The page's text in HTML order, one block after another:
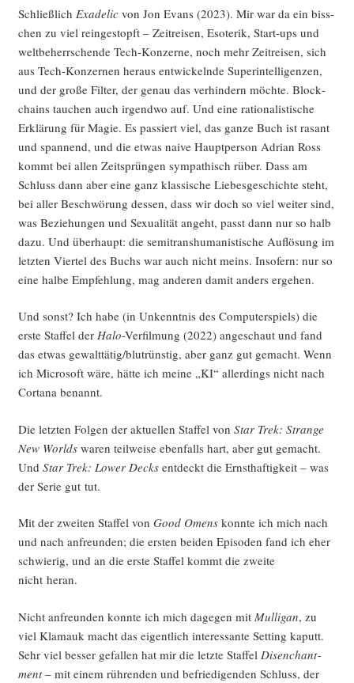
Schließ­lich Exa­de­licvon Jon Evans (2023). Mir war da ein biss­
chen zu viel rein­ge­stopft – Zeit­rei­sen, Eso­te­rik, Start-ups und
welt­be­herr­schen­de Tech-Kon­zer­ne, noch mehr Zeit­rei­sen, sich
aus Tech-Kon­zer­nen her­aus ent­wi­ckeln­de Super­in­tel­li­gen­zen,
und der gro­ße Fil­ter, der genau das ver­hin­dern möch­te. Block­
chains tau­chen auch irgend­wo auf. Und eine ratio­na­lis­ti­sche
Erklä­rung für Magie. Es pas­siert viel, das gan­ze Buch ist rasant
und span­nend, und die etwas nai­ve Haupt­per­son Adri­an Ross
kommt bei allen Zeit­sprün­gen sym­pa­thisch rüber. Dass am
Schluss dann aber eine ganz klas­si­sche Lie­bes­ge­schich­te steht,
bei aller Beschwö­rung des­sen, dass wir doch so viel wei­ter sind,
was Bezie­hun­gen und Sexua­li­tät angeht, passt dann nur so halb
dazu. Und über­haupt: die semi­trans­hu­ma­nis­ti­sche Auf­lö­sung im
letz­ten Vier­tel des Buchs war auch nicht meins. Inso­fern: nur so
eine hal­be Emp­feh­lung, mag ande­ren damit anders ergehen.
Und sonst? Ich habe (in Unkennt­nis des Com­pu­ter­spiels) die
ers­te Staf­fel der Halo-Ver­fil­mung (2022) ange­schaut und fand
das etwas gewalttätig/blutrünstig, aber ganz gut gemacht. Wenn
ich Micro­soft wäre, hät­te ich mei­ne „KI“ aller­dings nicht nach
Cort­a­na benannt.
Die letz­ten Fol­gen der aktu­el­len Staf­fel von Star Trek: Stran­ge
New Worldswaren teil­wei­se eben­falls hart, aber gut gemacht.
Und Star Trek: Lower Decks ent­deckt die Ernst­haf­tig­keit – was
der Serie gut tut.
Mit der zwei­ten Staf­fel von Good Omenskonn­te ich mich nach
und nach anfreun­den; die ers­ten bei­den Epi­so­den fand ich eher
schwie­rig, und an die ers­te Staf­fel kommt die zwei­te
nicht heran.
Nicht anfreun­den konn­te ich mich dage­gen mit Mul­ligan, zu
viel Kla­mauk macht das eigent­lich inter­es­san­te Set­ting kaputt.
Sehr viel bes­ser gefal­len hat mir die letz­te Staf­fel Disen­chant­
ment– mit einem rüh­ren­den und befrie­di­gen­den Schluss, der